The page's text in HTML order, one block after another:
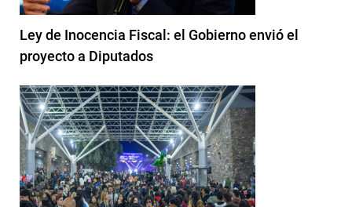
Ley de Inocencia Fiscal: el Gobierno envió el
proyecto a Diputados